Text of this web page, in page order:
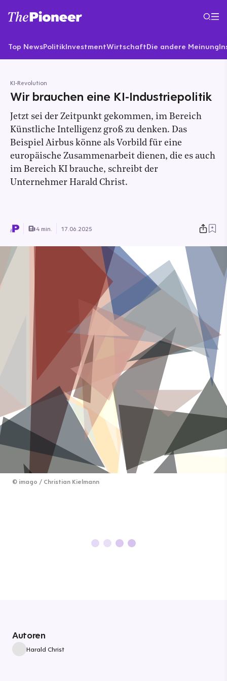
Top NewsPolitikInvestmentWirtschaftDie andere Meinung
KI-Revolution
Wir brauchen eine KI-Industriepolitik
Jetzt sei der Zeitpunkt gekommen, im Bereich
Künstliche Intelligenz groß zu denken. Das
Beispiel Airbus könne als Vorbild für eine
europäische Zusammenarbeit dienen, die es auch
im Bereich KI brauche, schreibt der
Unternehmer Harald Christ.
4 min. 17.06.2025
© imago / Christian Kielmann
Autoren
Harald Christ